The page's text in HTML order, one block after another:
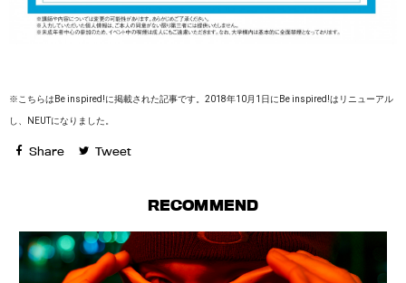
※こちらはBe inspired!に掲載された記事です。2018年10月1日にBe inspired!はリニューアル
し、NEUTになりました。
Share Tweet
RECOMMEND